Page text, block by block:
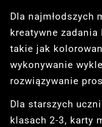
Dla najmłodszych
kreatywne
takie jak
wykonywanie
rozwiązywanie
Dla starszych
klasach 2-3, karty